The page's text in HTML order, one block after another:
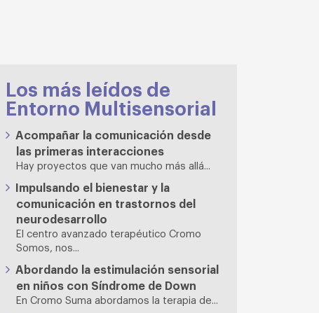
Los más leídos de
Entorno Multisensorial
Acompañar la comunicación desde
las primeras interacciones
Hay proyectos que van mucho más allá...
Impulsando el bienestar y la
comunicación en trastornos del
neurodesarrollo
El centro avanzado terapéutico Cromo
Somos, nos...
Abordando la estimulación sensorial
en niños con Síndrome de Down
En Cromo Suma abordamos la terapia de...